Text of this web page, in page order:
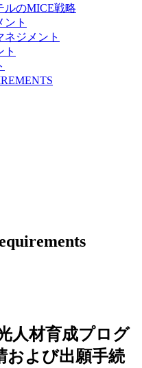
ルのMICE戦略
ント
ジメント
ト
人材育成プログ
および出願手続